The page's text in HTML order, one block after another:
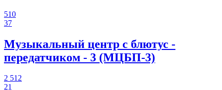
510
37
Музыкальный центр с блютус -
передатчиком - 3 (МЦБП-3)
2 512
21